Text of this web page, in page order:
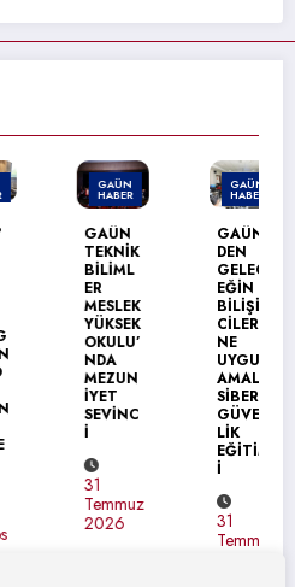
GAÜN
HABER
GAÜN
TEKNİK
BİLİML
MESLEK
YÜKSEK
OKULU’
NDA
MEZUN
İYET
SEVİNC
Temmuz
2026
GAÜN
HABER
GAÜN’
DEN
GELEC
EĞİN
BİLİŞİM
CİLERİ
UYGUL
AMALI
SİBER
GÜVEN
LİK
EĞİTİM
Temmuz